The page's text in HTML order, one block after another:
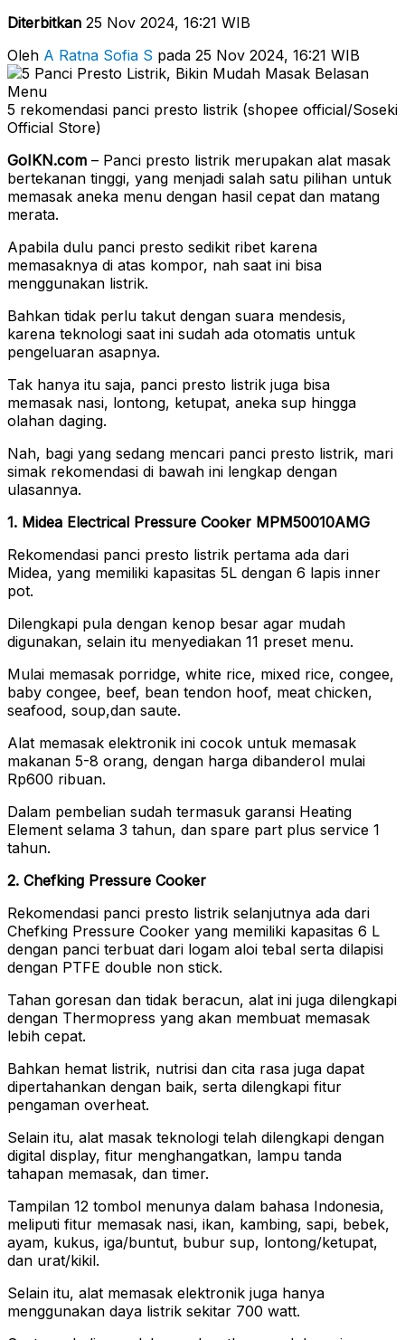
Diterbitkan 25 Nov 2024, 16:21 WIB
Oleh A Ratna Sofia S pada 25 Nov 2024, 16:21 WIB
5 rekomendasi panci presto listrik (shopee official/Soseki
Official Store)
GoIKN.com – Panci presto listrik merupakan alat masak
bertekanan tinggi, yang menjadi salah satu pilihan untuk
memasak aneka menu dengan hasil cepat dan matang
merata.
Apabila dulu panci presto sedikit ribet karena
memasaknya di atas kompor, nah saat ini bisa
menggunakan listrik.
Bahkan tidak perlu takut dengan suara mendesis,
karena teknologi saat ini sudah ada otomatis untuk
pengeluaran asapnya.
Tak hanya itu saja, panci presto listrik juga bisa
memasak nasi, lontong, ketupat, aneka sup hingga
olahan daging.
Nah, bagi yang sedang mencari panci presto listrik, mari
simak rekomendasi di bawah ini lengkap dengan
ulasannya.
1. Midea Electrical Pressure Cooker MPM50010AMG
Rekomendasi panci presto listrik pertama ada dari
Midea, yang memiliki kapasitas 5L dengan 6 lapis inner
pot.
Dilengkapi pula dengan kenop besar agar mudah
digunakan, selain itu menyediakan 11 preset menu.
Mulai memasak porridge, white rice, mixed rice, congee,
baby congee, beef, bean tendon hoof, meat chicken,
seafood, soup,dan saute.
Alat memasak elektronik ini cocok untuk memasak
makanan 5-8 orang, dengan harga dibanderol mulai
Rp600 ribuan.
Dalam pembelian sudah termasuk garansi Heating
Element selama 3 tahun, dan spare part plus service 1
tahun.
2. Chefking Pressure Cooker
Rekomendasi panci presto listrik selanjutnya ada dari
Chefking Pressure Cooker yang memiliki kapasitas 6 L
dengan panci terbuat dari logam aloi tebal serta dilapisi
dengan PTFE double non stick.
Tahan goresan dan tidak beracun, alat ini juga dilengkapi
dengan Thermopress yang akan membuat memasak
lebih cepat.
Bahkan hemat listrik, nutrisi dan cita rasa juga dapat
dipertahankan dengan baik, serta dilengkapi fitur
pengaman overheat.
Selain itu, alat masak teknologi telah dilengkapi dengan
digital display, fitur menghangatkan, lampu tanda
tahapan memasak, dan timer.
Tampilan 12 tombol menunya dalam bahasa Indonesia,
meliputi fitur memasak nasi, ikan, kambing, sapi, bebek,
ayam, kukus, iga/buntut, bubur sup, lontong/ketupat,
dan urat/kikil.
Selain itu, alat memasak elektronik juga hanya
menggunakan daya listrik sekitar 700 watt.